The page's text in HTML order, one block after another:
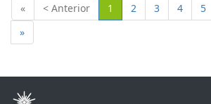
« < Anterior 1 (Actual)
2 3 4 5
»